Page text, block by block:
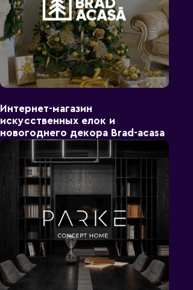
Интернет-магазин
искусственных елок и
новогоднего декора Brad-acasa